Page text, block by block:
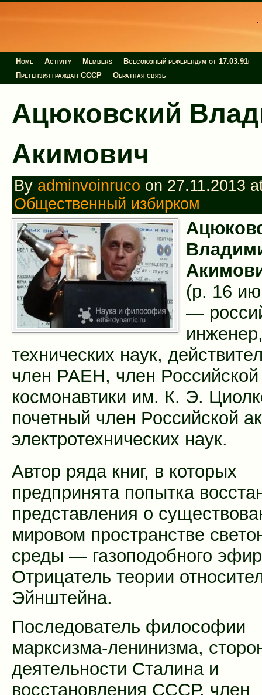
Home Activity Members Всесоюзный референдум от 17.03.91г
Претензия граждан СССР
Обратная связь
Ацюковский
Акимович
By adminvoinruco on 27.11.2013
Общественный избирком
(р. 16
—
технических наук,
член РАЕН, член
космонавтики им. К. Э.
почетный член Российской
электротехнических наук.
Автор ряда книг, в которых
предпринята попытка
представления о
мировом пространстве
среды — газоподобного
Отрицатель теории
Эйнштейна.
Последователь философии
марксизма-ленинизма,
деятельности Сталина и
восстановления СССР, член